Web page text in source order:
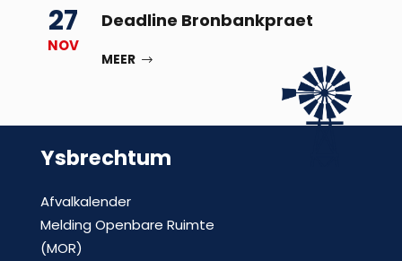
27
NOV
Deadline Bronbankpraet
MEER
Ysbrechtum
Afvalkalender
Melding Openbare Ruimte
(MOR)